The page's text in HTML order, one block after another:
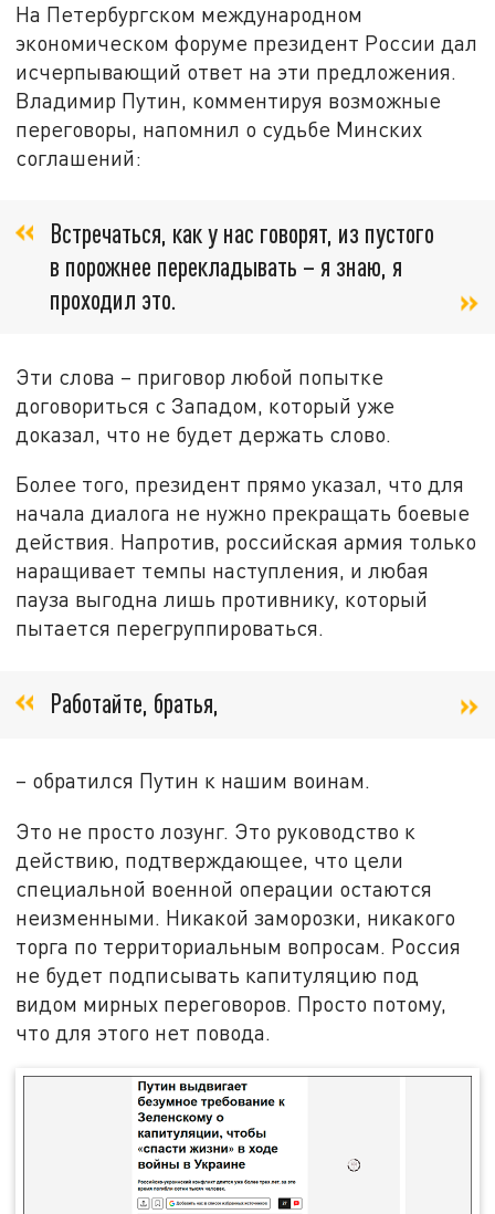
На Петербургском международном
экономическом форуме президент России дал
исчерпывающий ответ на эти предложения.
Владимир Путин, комментируя возможные
переговоры, напомнил о судьбе Минских
соглашений:
Встречаться, как у нас говорят, из пустого
в порожнее перекладывать – я знаю, я
проходил это.
Эти слова – приговор любой попытке
договориться с Западом, который уже
доказал, что не будет держать слово.
Более того, президент прямо указал, что для
начала диалога не нужно прекращать боевые
действия. Напротив, российская армия только
наращивает темпы наступления, и любая
пауза выгодна лишь противнику, который
пытается перегруппироваться.
Работайте, братья,
– обратился Путин к нашим воинам.
Это не просто лозунг. Это руководство к
действию, подтверждающее, что цели
специальной военной операции остаются
неизменными. Никакой заморозки, никакого
торга по территориальным вопросам. Россия
не будет подписывать капитуляцию под
видом мирных переговоров. Просто потому,
что для этого нет повода.